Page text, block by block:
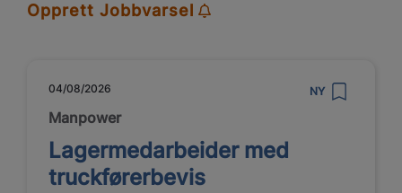
Opprett Jobbvarsel
04/08/2026 NY
Manpower
Lagermedarbeider med
truckførerbevis